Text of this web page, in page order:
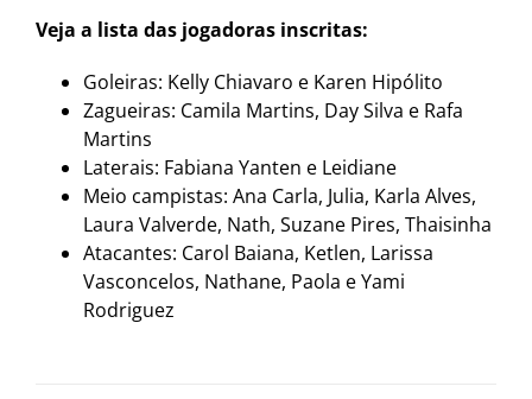
Veja a lista das jogadoras inscritas:
Goleiras: Kelly Chiavaro e Karen Hipólito
Zagueiras: Camila Martins, Day Silva e Rafa
Martins
Laterais: Fabiana Yanten e Leidiane
Meio campistas: Ana Carla, Julia, Karla Alves,
Laura Valverde, Nath, Suzane Pires, Thaisinha
Atacantes: Carol Baiana, Ketlen, Larissa
Vasconcelos, Nathane, Paola e Yami
Rodriguez